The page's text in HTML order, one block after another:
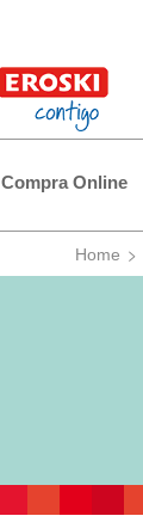
Compra Online
Home